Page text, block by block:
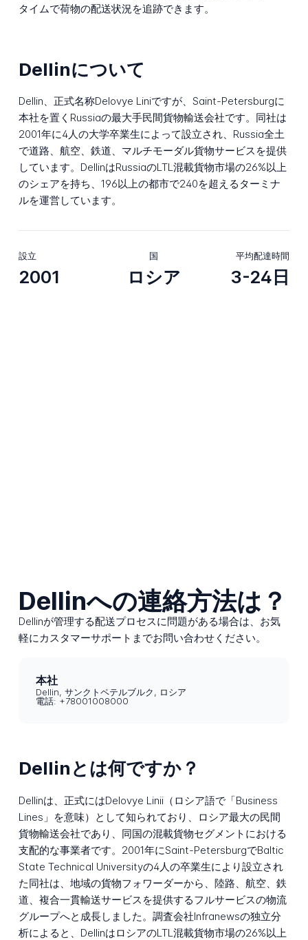
タイムで荷物の配送状況を追跡できます。
Dellinについて
Dellin、正式名称Delovye Liniですが、Saint-Petersburgに
本社を置くRussiaの最大手民間貨物輸送会社です。同社は
2001年に4人の大学卒業生によって設立され、Russia全土
で道路、航空、鉄道、マルチモーダル貨物サービスを提供
しています。DellinはRussiaのLTL混載貨物市場の26%以上
のシェアを持ち、196以上の都市で240を超えるターミナ
ルを運営しています。
設立
2001
国
ロシア
平均配達時間
3-24日
Dellinへの連絡方法は？
Dellinが管理する配送プロセスに問題がある場合は、お気
軽にカスタマーサポートまでお問い合わせください。
本社
Dellin, サンクトペテルブルク, ロシア
電話: +78001008000
Dellinとは何ですか？
Dellinは、正式にはDelovye Linii（ロシア語で「Business
Lines」を意味）として知られており、ロシア最大の民間
貨物輸送会社であり、同国の混載貨物セグメントにおける
支配的な事業者です。2001年にSaint-PetersburgでBaltic
State Technical Universityの4人の卒業生により設立され
た同社は、地域の貨物フォワーダーから、陸路、航空、鉄
道、複合一貫輸送サービスを提供するフルサービスの物流
グループへと成長しました。調査会社Infranewsの独立分
析によると、DellinはロシアのLTL混載貨物市場の26%以上